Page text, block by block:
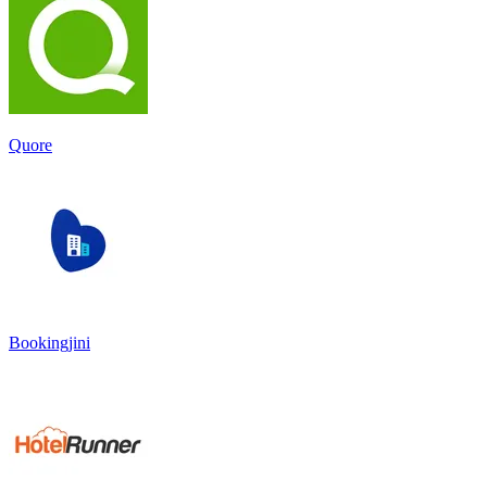
Quore
Bookingjini